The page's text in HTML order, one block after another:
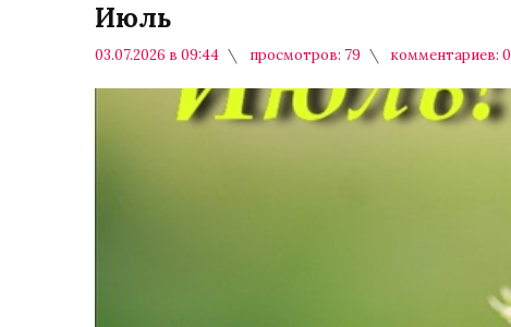
Июль
03.07.2026 в 09:44 просмотров: 79 комментариев: 0